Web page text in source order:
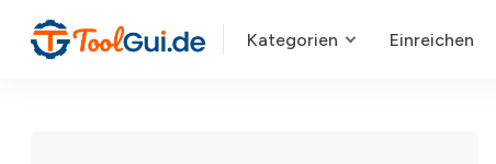
Kategorien Einreichen